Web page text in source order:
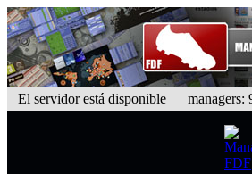
El servidor está disponible managers: